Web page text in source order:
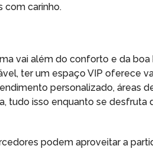
com carinho.
vai além do conforto e da boa
ter um espaço VIP oferece
personalizado, áreas
tudo isso enquanto se desfruta
podem aproveitar a